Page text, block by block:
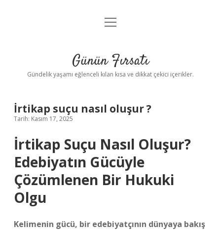
Anasayfa
Yasal Uyarı
menüyü
Günün Fırsatı
Gündelik yaşamı eğlenceli kılan kısa ve dikkat çekici içerikler.
İrtikap suçu nasıl oluşur ?
Tarih: Kasım 17, 2025
İrtikap Suçu Nasıl Oluşur?
Edebiyatın Gücüyle
Çözümlenen Bir Hukuki
Olgu
Kelimenin gücü, bir edebiyatçının dünyaya bakış